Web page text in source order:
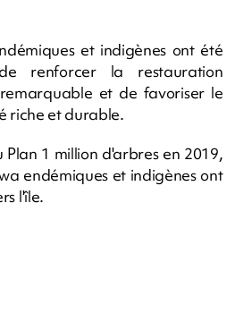
et indigènes ont été
renforcer la restauration
et de favoriser le
riche et durable.
1 million d'arbres en 2019,
endémiques et indigènes ont
l'île.